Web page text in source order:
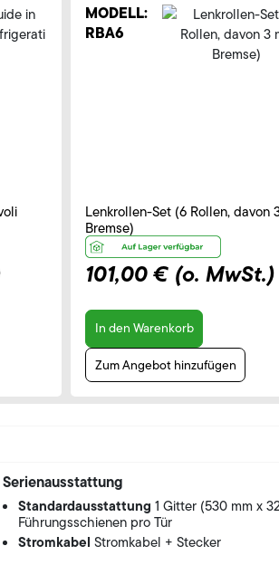
MODELL:
RBA6
Lenkrollen-Set (6 Rollen, davon
Bremse)
101,00 € (o. MwSt.)
In den Warenkorb
Zum Angebot hinzufügen
Serienausstattung
Standardausstattung1 Gitter (530 mm x
Führungsschienen pro Tür
StromkabelStromkabel + Stecker